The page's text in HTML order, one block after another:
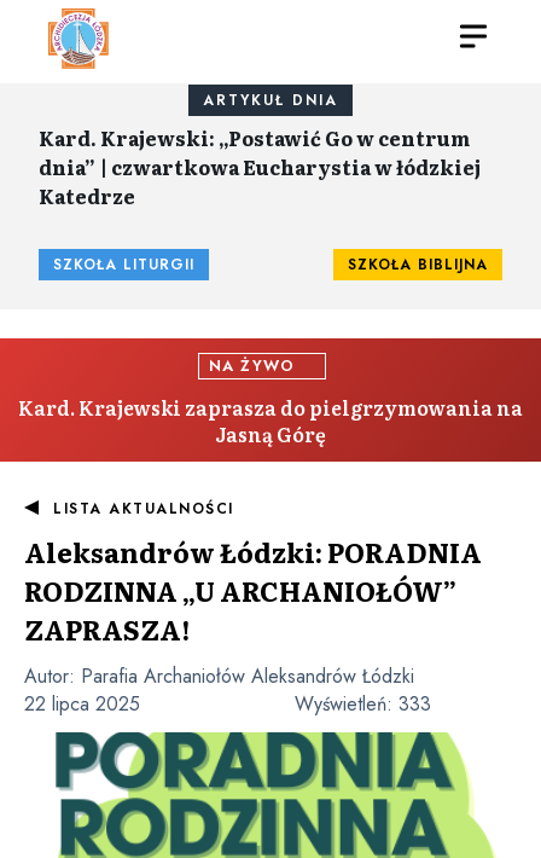
ARTYKUŁ DNIA
Kard. Krajewski: „Postawić Go w centrum
dnia” | czwartkowa Eucharystia w łódzkiej
Katedrze
SZKOŁA LITURGII SZKOŁA BIBLIJNA
NA ŻYWO
Kard. Krajewski zaprasza do pielgrzymowania na
Jasną Górę
LISTA AKTUALNOŚCI
Aleksandrów Łódzki: PORADNIA
RODZINNA „U ARCHANIOŁÓW”
ZAPRASZA!
Autor: Parafia Archaniołów Aleksandrów Łódzki
22 lipca 2025
Wyświetleń: 333